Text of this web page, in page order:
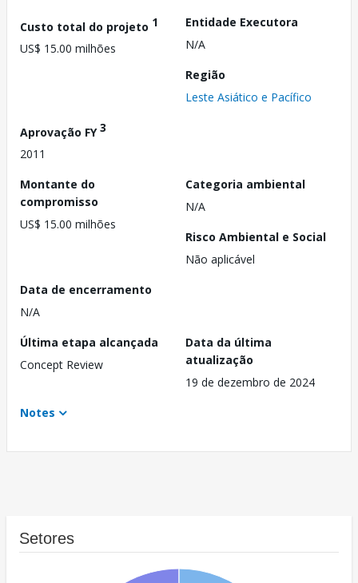
Custo total do projeto 1
US$ 15.00 milhões
Entidade Executora
N/A
Região
Leste Asiático e Pacífico
Aprovação FY3
2011
Montante do
compromisso
US$ 15.00 milhões
Categoria ambiental
N/A
Risco Ambiental e Social
Não aplicável
Data de encerramento
N/A
Última etapa alcançada
Concept Review
Data da última
atualização
19 de dezembro de 2024
Notes
Setores